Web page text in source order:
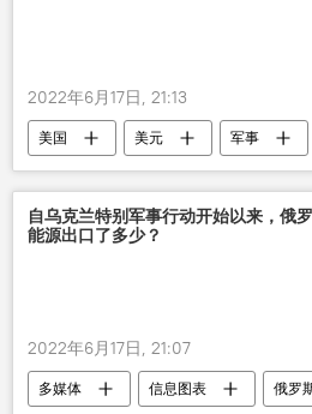
2022年6月17日, 21:13
美国 美元 军事
自乌克兰特别军事行动开始以来，俄
能源出口了多少？
2022年6月17日, 21:07
多媒体 信息图表
俄罗